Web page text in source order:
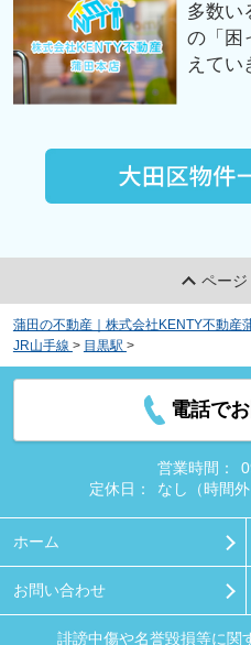
多数い
の「困
えてい
ペー
蒲田の不動産｜株式会社KENTY不動産
JR山手線 > 目黒駅 >
電話で
営業時間：
定休日：
なし（時間
ホーム
お問い合わせ
誹謗中傷や名誉毀損等に関